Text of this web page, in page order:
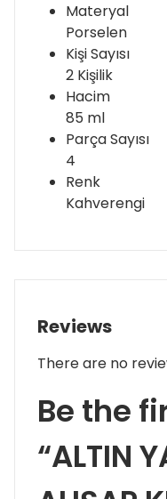
Materyal
Porselen
Kişi Sayısı
2 Kişilik
Hacim
85 ml
Parça Sayısı
4
Renk
Kahverengi
Reviews
There are no
Be the
“ALTIN